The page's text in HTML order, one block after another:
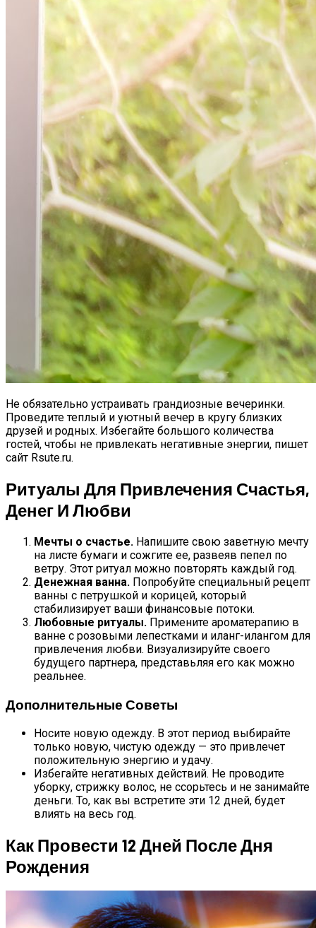
Не обязательно устраивать грандиозные вечеринки.
Проведите теплый и уютный вечер в кругу близких
друзей и родных. Избегайте большого количества
гостей, чтобы не привлекать негативные энергии, пишет
сайт Rsute.ru.
Ритуалы Для Привлечения Счастья,
Денег И Любви
Мечты о счастье. Напишите свою заветную мечту
на листе бумаги и сожгите ее, развеяв пепел по
ветру. Этот ритуал можно повторять каждый год.
Денежная ванна. Попробуйте специальный рецепт
ванны с петрушкой и корицей, который
стабилизирует ваши финансовые потоки.
Любовные ритуалы. Примените ароматерапию в
ванне с розовыми лепестками и иланг-илангом для
привлечения любви. Визуализируйте своего
будущего партнера, представьляя его как можно
реальнее.
Дополнительные Советы
Носите новую одежду. В этот период выбирайте
только новую, чистую одежду — это привлечет
положительную энергию и удачу.
Избегайте негативных действий. Не проводите
уборку, стрижку волос, не ссорьтесь и не занимайте
деньги. То, как вы встретите эти 12 дней, будет
влиять на весь год.
Как Провести 12 Дней После Дня
Рождения